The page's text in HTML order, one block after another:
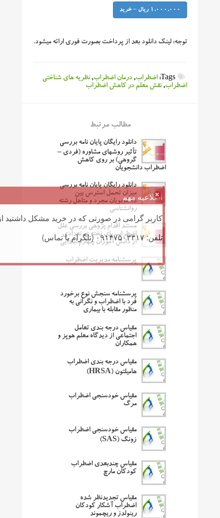
1,000,000 ریال – خرید
توجه: لینک دانلود بعد از پرداخت بصورت فوری ارائه میشود.
Tags: اضطراب,درمان اضطراب,نظریه های شناختی
اضطراب,نقش معلم در کاهش اضطراب
مطالب مرتبط
دانلود رایگان پایان نامه بررسی
تأثیر روشهای مشاوره (فردی –
گروهی) بر روی کاهش
اضطراب دانشجویان
دانلود رایگان پایان نامه بررسی
میزان تحمل استرس بین
دانشجویان مجرد و متاهل رشته
روانشناسی
مستند اقدام پژوهی بررسی علل
اضطراب پای تخته ی تعدادی
از دانش آموزان چهارم ابتدایی
پرسشنامه مدیریت اضطراب
پرسشنامه سنجش نوع برخورد
فرد با اضطراب و نگرانی به
منظور مقابله با بیماری
مقیاس درجه بندی تعامل
اجتماعی از دیدگاه معلم هوپز و
همکاران
مقیاس درجه بندی اضطراب
هامیلتون (HRSA)
مقیاس خودسنجی اضطراب
مرگ
مقیاس خودسنجی اضطراب
زونگ (SAS)
مقیاس چندبعدی اضطراب
کودکان مارچ
مقیاس تجدیدنظر شده
اضطراب آشکار کودکان
رینولدز و ریچموند
اطلاعیه مهم
کاربر گرامی در صورتی که در خرید مشکل داشتید
تلفن: ۰۹۱۴۷۵۰۳۳۱۷ (تلگرام یا تماس)